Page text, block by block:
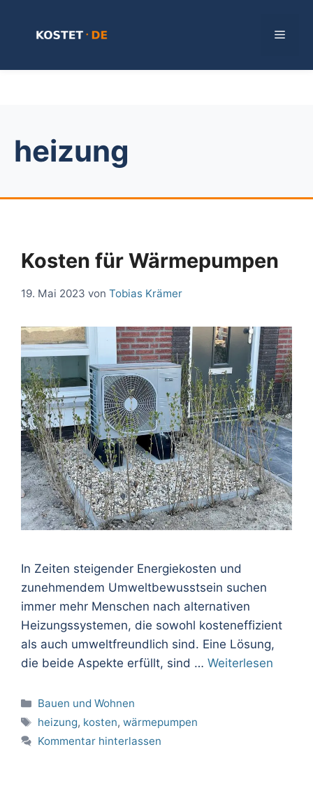
Menü
heizung
Kosten für Wärmepumpen
19. Mai 2023 von Tobias Krämer
In Zeiten steigender Energiekosten und
zunehmendem Umweltbewusstsein suchen
immer mehr Menschen nach alternativen
Heizungssystemen, die sowohl kosteneffizient
als auch umweltfreundlich sind. Eine Lösung,
die beide Aspekte erfüllt, sind … Weiterlesen
Kategorien
Bauen und Wohnen
Schlagwörter
heizung, kosten,wärmepumpen
Kommentar hinterlassen